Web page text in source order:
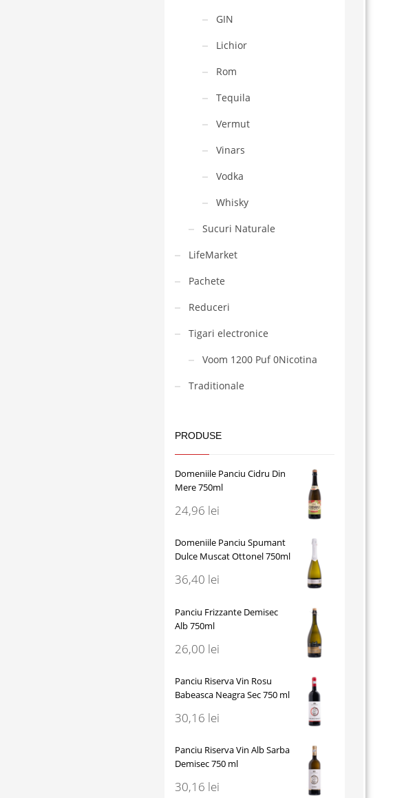
GIN
Lichior
Rom
Tequila
Vermut
Vinars
Vodka
Whisky
Sucuri Naturale
LifeMarket
Pachete
Reduceri
Tigari electronice
Voom 1200 Puf 0Nicotina
Traditionale
PRODUSE
Domeniile Panciu Cidru Din
Mere 750ml
24,96 lei
Domeniile Panciu Spumant
Dulce Muscat Ottonel 750ml
36,40 lei
Panciu Frizzante Demisec
Alb 750ml
26,00 lei
Panciu Riserva Vin Rosu
Babeasca Neagra Sec 750 ml
30,16 lei
Panciu Riserva Vin Alb Sarba
Demisec 750 ml
30,16 lei